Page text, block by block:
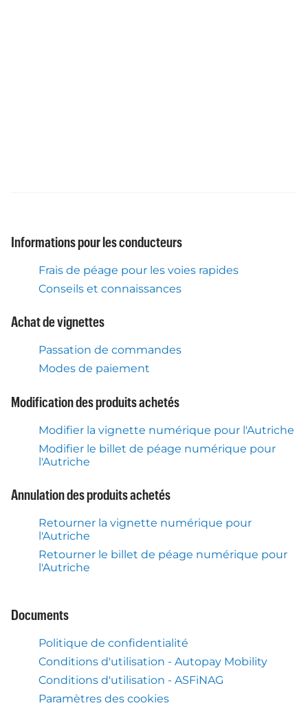
Informations pour les conducteurs
Frais de péage pour les voies rapides
Conseils et connaissances
Achat de vignettes
Passation de commandes
Modes de paiement
Modification des produits achetés
Modifier la vignette numérique pour l'Autriche
Modifier le billet de péage numérique pour
l'Autriche
Annulation des produits achetés
Retourner la vignette numérique pour
l'Autriche
Retourner le billet de péage numérique pour
l'Autriche
Documents
Politique de confidentialité
Conditions d'utilisation - Autopay Mobility
Conditions d'utilisation - ASFiNAG
Paramètres des cookies